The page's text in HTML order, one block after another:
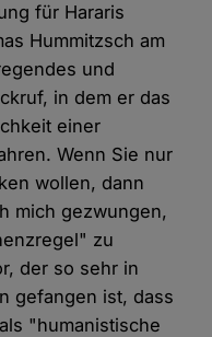
für Hararis
Hummitzsch am
und
in dem er das
einer
Wenn Sie nur
wollen, dann
mich gezwungen,
zu
der so sehr in
gefangen ist, dass
"humanistische